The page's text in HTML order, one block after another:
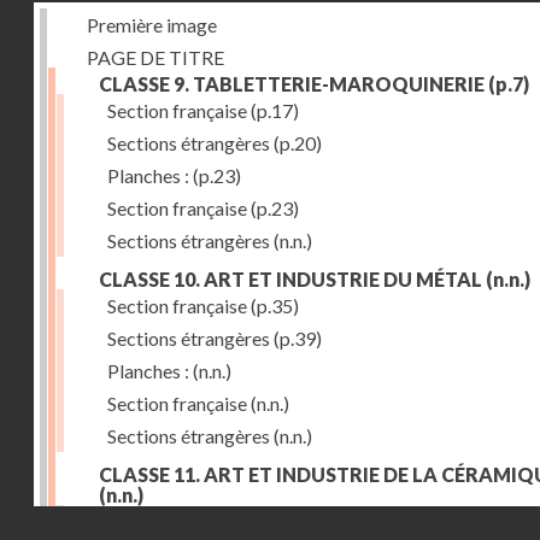
Première image
PAGE DE TITRE
CLASSE 9. TABLETTERIE-MAROQUINERIE (p.7)
Section française(p.17)
Sections étrangères (p.20)
Planches : (p.23)
Section française(p.23)
Sections étrangères (n.n.)
CLASSE 10. ART ET INDUSTRIE DU MÉTAL (n.n.)
Section française(p.35)
Sections étrangères (p.39)
Planches : (n.n.)
Section française(n.n.)
Sections étrangères (n.n.)
CLASSE 11. ART ET INDUSTRIE DE LA
(n.n.)